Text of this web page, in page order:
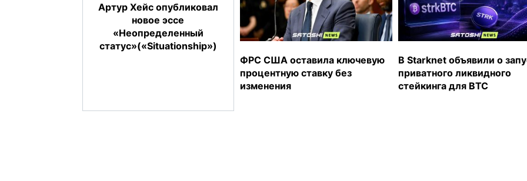
Артур Хейс опубликовал
новое эссе
«Неопределенный
статус»(«Situationship»)
ФРС США оставила ключевую
процентную ставку без
изменения
В Starknet объявили о
приватного ликвидного
стейкинга для BTC